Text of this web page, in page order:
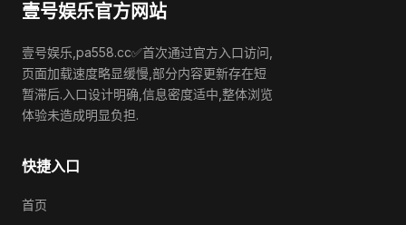
壹号娱乐官方网站
壹号娱乐,pa558.cc✅首次通过官方入口访问,
页面加载速度略显缓慢,部分内容更新存在短
暂滞后.入口设计明确,信息密度适中,整体浏览
体验未造成明显负担.
快捷入口
首页